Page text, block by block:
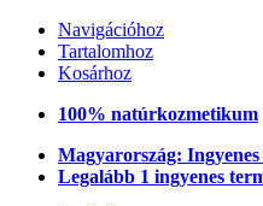
Navigációhoz
Tartalomhoz
Kosárhoz
100% natúrkozmetikum
Magyarország:
Legalább 1 ingyenes